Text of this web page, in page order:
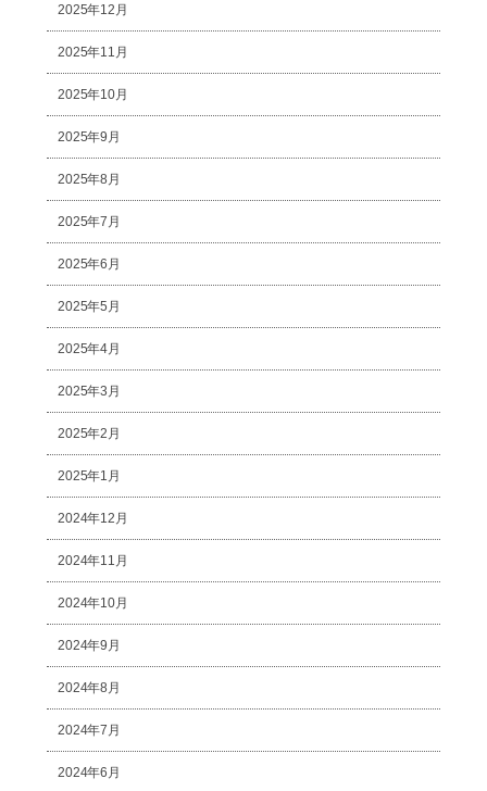
2025年12月
2025年11月
2025年10月
2025年9月
2025年8月
2025年7月
2025年6月
2025年5月
2025年4月
2025年3月
2025年2月
2025年1月
2024年12月
2024年11月
2024年10月
2024年9月
2024年8月
2024年7月
2024年6月